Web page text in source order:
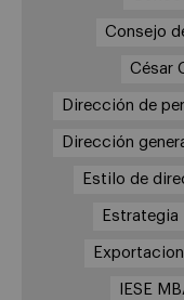
Consejo
César
Dirección de
Dirección
Estilo de
Estrategia
Exportacion
IESE